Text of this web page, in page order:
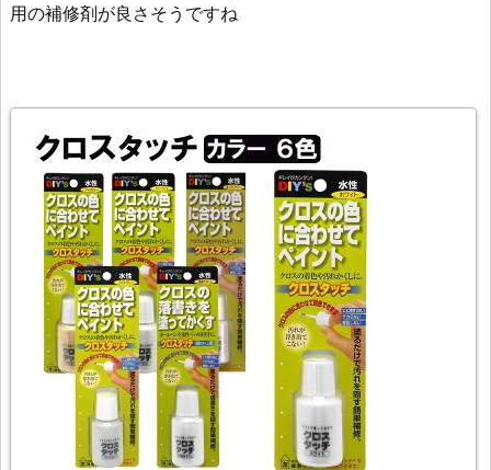
用の補修剤が良さそうですね